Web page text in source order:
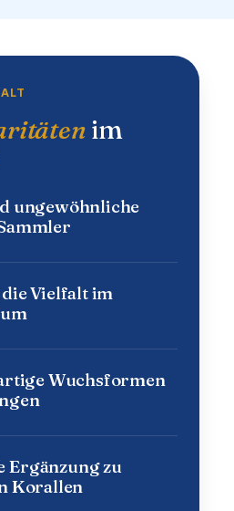
im
ungewöhnliche
Vielfalt im
Wuchsformen
Ergänzung zu
Korallen